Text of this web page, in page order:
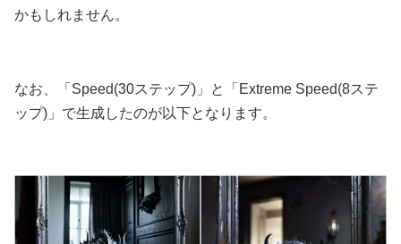
かもしれません。
なお、「Speed(30ステップ)」と「Extreme Speed(8ステ
ップ)」で生成したのが以下となります。